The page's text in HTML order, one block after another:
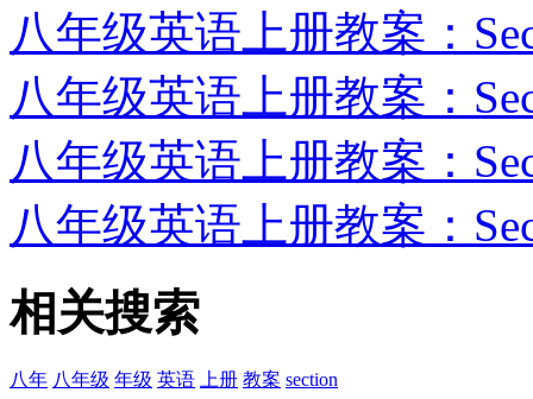
八年级英语上册教案：
八年级英语上册教案：
八年级英语上册教案：
八年级英语上册教案：
相关搜索
八年 八年级 年级 英语 上册 教案 section